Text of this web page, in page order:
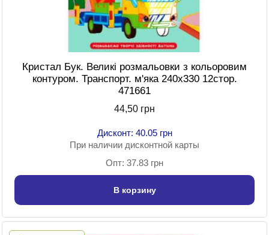
Кристал Бук. Великі розмальовки з кольоровим
контуром. Транспорт. м'яка 240х330 12стор.
471661
44,50 грн
Дисконт: 40.05 грн
При наличии дисконтной карты
Опт: 37.83 грн
В корзину